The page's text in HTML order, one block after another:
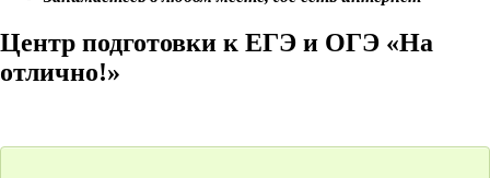
Центр подготовки к ЕГЭ и ОГЭ «На
отлично!»